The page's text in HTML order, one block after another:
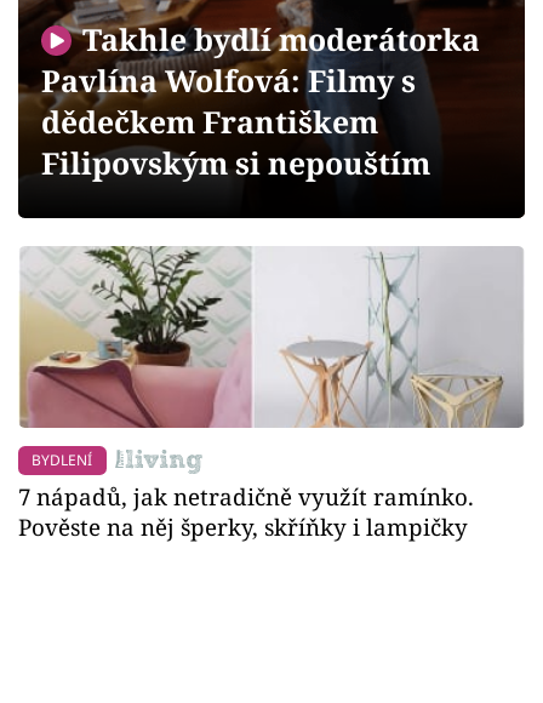
Přihlášení
Sledujte nás
Takhle bydlí moderátorka
Pavlína Wolfová: Filmy s
dědečkem Františkem
Filipovským si nepouštím
BYDLENÍ
7 nápadů, jak netradičně využít ramínko.
Pověste na něj šperky, skříňky i lampičky